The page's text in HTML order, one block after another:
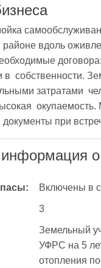
районе вдоль
в  собственности.
затратами
при
о
Включены в
3
Земельный
УФРС на 5
отопления постов3